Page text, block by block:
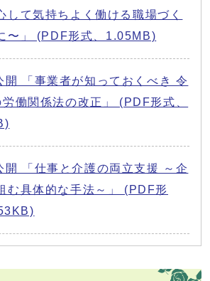
して気持ちよく働ける職場づく
〜」 (PDF形式、1.05MB)
開 「事業者が知っておくべき 令
働関係法の改正」 (PDF形式、
開 「仕事と介護の両立支援 ～企
む具体的な手法～」 (PDF形